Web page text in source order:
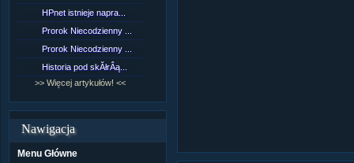
HPnet istnieje napra...
Prorok Niecodzienny ...
Prorok Niecodzienny ...
Historia pod skĂłrÂą...
>> Więcej artykułów! <<
Nawigacja
Menu Główne